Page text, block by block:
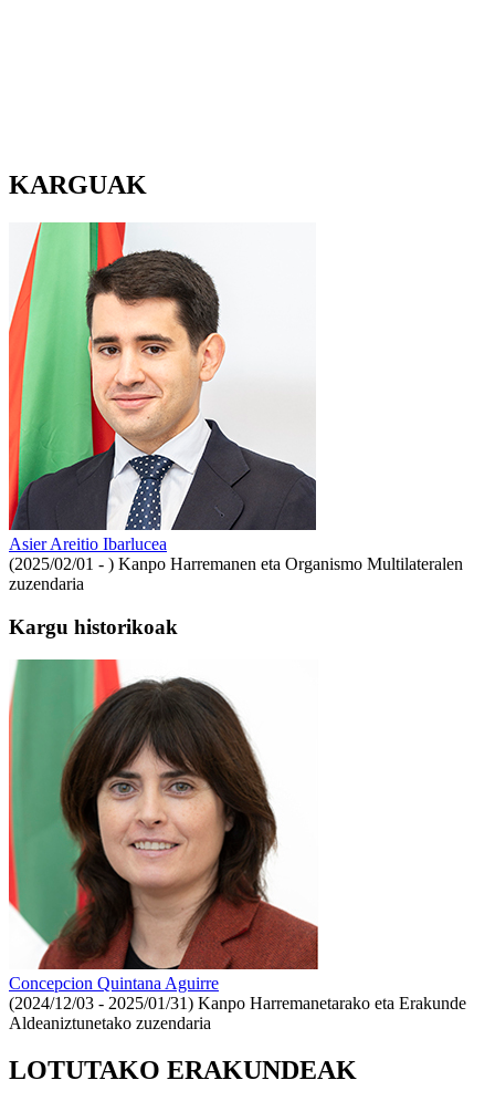
KARGUAK
Asier Areitio Ibarlucea
(2025/02/01 - ) Kanpo Harremanen eta Organismo Multilateralen
zuzendaria
Kargu historikoak
Concepcion Quintana Aguirre
(2024/12/03 - 2025/01/31) Kanpo Harremanetarako eta Erakunde
Aldeaniztunetako zuzendaria
LOTUTAKO ERAKUNDEAK